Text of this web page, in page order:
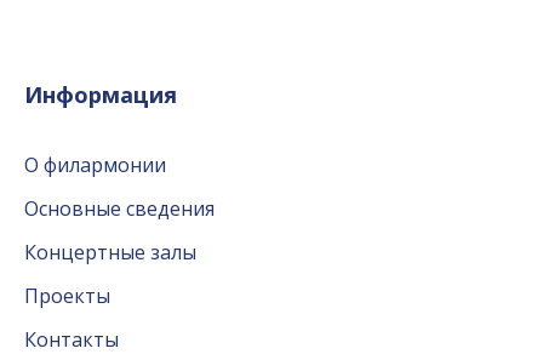
Информация
О филармонии
Основные сведения
Концертные залы
Проекты
Контакты